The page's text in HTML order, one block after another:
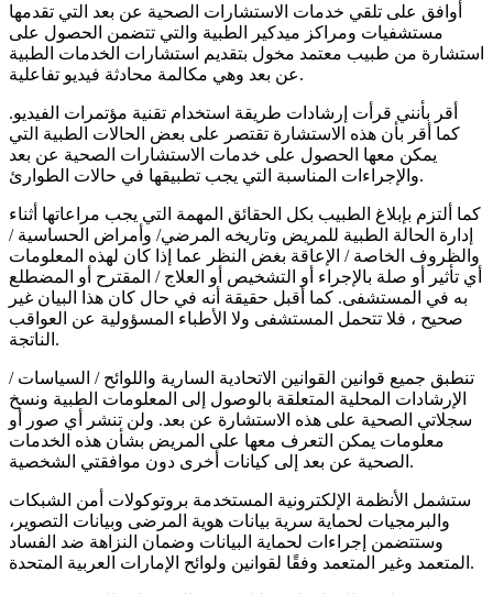
أوافق على تلقي خدمات الاستشارات الصحية عن بعد التي تقدمها
مستشفيات ومراكز ميدكير الطبية والتي تتضمن الحصول على
استشارة من طبيب معتمد مخول بتقديم استشارات الخدمات الطبية
عن بعد وهي مكالمة محادثة فيديو تفاعلية.
أقر بأنني قرأت إرشادات طريقة استخدام تقنية مؤتمرات الفيديو.
كما أقر بأن هذه الاستشارة تقتصر على بعض الحالات الطبية التي
يمكن معها الحصول على خدمات الاستشارات الصحية عن بعد
والإجراءات المناسبة التي يجب تطبيقها في حالات الطوارئ.
كما ألتزم بإبلاغ الطبيب بكل الحقائق المهمة التي يجب مراعاتها أثناء
إدارة الحالة الطبية للمريض وتاريخه المرضي/ وأمراض الحساسية /
والظروف الخاصة / الإعاقة بغض النظر عما إذا كان لهذه المعلومات
أي تأثير أو صلة بالإجراء أو التشخيص أو العلاج / المقترح أو المضطلع
به في المستشفى. كما أقبل حقيقة أنه في حال كان هذا البيان غير
صحيح ، فلا تتحمل المستشفى ولا الأطباء المسؤولية عن العواقب
الناتجة.
تنطبق جميع قوانين القوانين الاتحادية السارية واللوائح / السياسات /
الإرشادات المحلية المتعلقة بالوصول إلى المعلومات الطبية ونسخ
سجلاتي الصحية على هذه الاستشارة عن بعد. ولن تنشر أي صور أو
معلومات يمكن التعرف معها على المريض بشأن هذه الخدمات
الصحية عن بعد إلى كيانات أخرى دون موافقتي الشخصية.
ستشمل الأنظمة الإلكترونية المستخدمة بروتوكولات أمن الشبكات
والبرمجيات لحماية سرية بيانات هوية المرضى وبيانات التصوير،
وستتضمن إجراءات لحماية البيانات وضمان النزاهة ضد الفساد
المتعمد وغير المتعمد وفقًا لقوانين ولوائح الإمارات العربية المتحدة.